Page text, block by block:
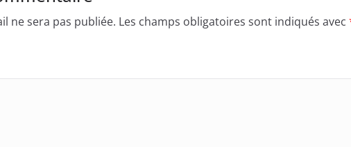
ne sera pas publiée. Les champs obligatoires sont indiqués avec